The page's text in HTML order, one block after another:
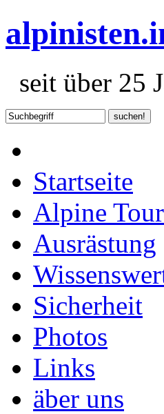
seit über 25
Startseite
Alpine
Ausrästung
Sicherheit
Photos
Links
äber uns